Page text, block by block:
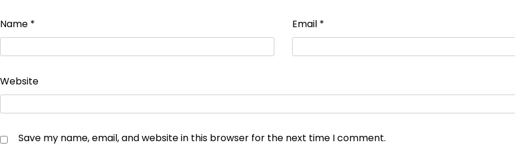
Name * Email *
Website
Save my name, email, and website in this browser for the next time I comment.